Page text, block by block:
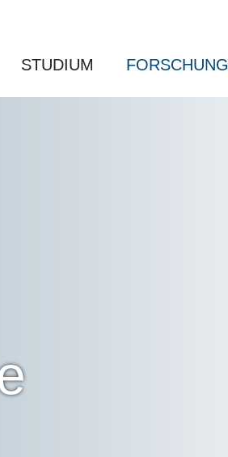
STUDIUM FORSCHUNG